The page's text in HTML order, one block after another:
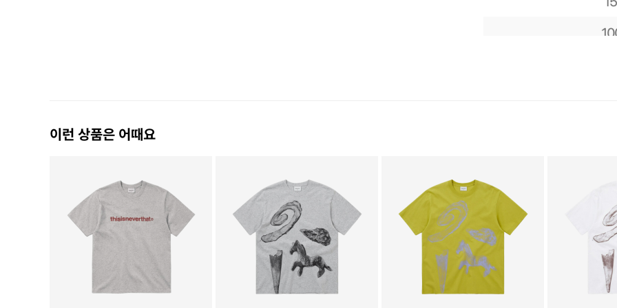
이런 상품은 어때요